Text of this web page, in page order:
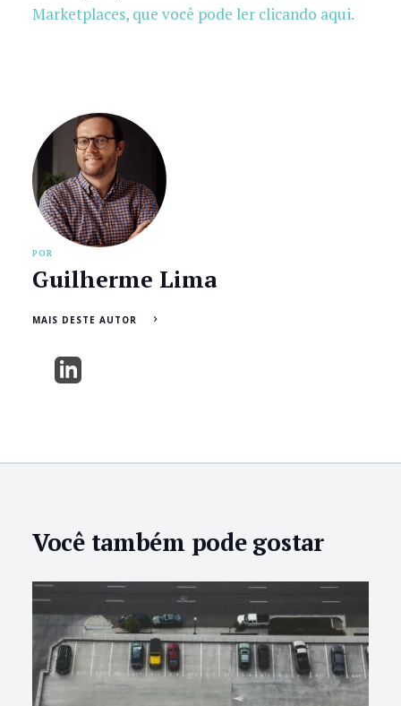
Marketplaces, que você pode ler clicando aqui.
POR
Guilherme Lima
MAIS DESTE AUTOR
Você também pode gostar